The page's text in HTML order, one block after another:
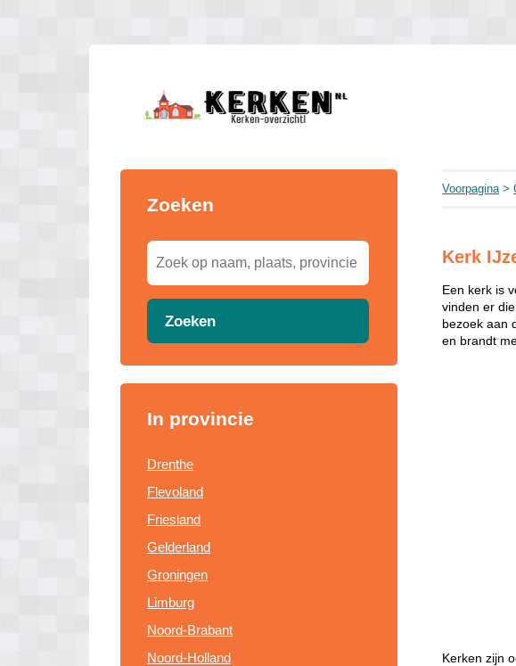
Zoeken
Zoeken
In provincie
Drenthe
Flevoland
Friesland
Gelderland
Groningen
Limburg
Noord-Brabant
Noord-Holland
Voorpagina>
Kerk
Een kerk is
vinden er
bezoek aan
en brandt
Kerken zijn